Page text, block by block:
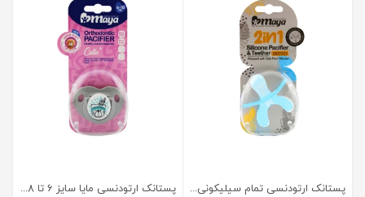
پستانک ارتودنسی تمام سیلیکونی 2 در 1 مایا پستانک ارتودنسی مایا سایز 6 تا 18 ماه